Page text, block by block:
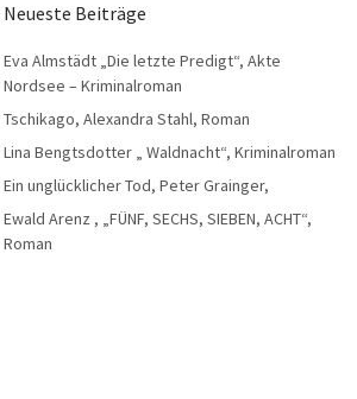
Neueste Beiträge
Eva Almstädt „Die letzte Predigt“, Akte
Nordsee – Kriminalroman
Tschikago, Alexandra Stahl, Roman
Lina Bengtsdotter „ Waldnacht“, Kriminalroman
Ein unglücklicher Tod, Peter Grainger,
Ewald Arenz , „FÜNF, SECHS, SIEBEN, ACHT“,
Roman